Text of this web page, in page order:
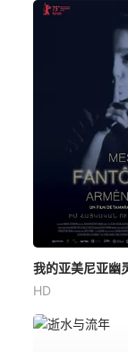
我的亚美尼亚幽
HD